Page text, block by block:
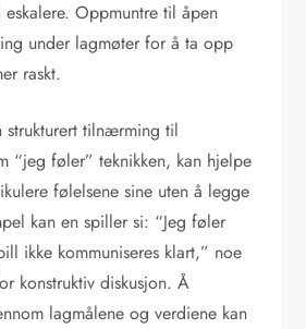
eskalere. Oppmuntre til åpen
under lagmøter for å ta opp
raskt.
strukturert tilnærming til
“jeg føler” teknikken, kan hjelpe
følelsene sine uten å legge
kan en spiller si: “Jeg føler
ikke kommuniseres klart,” noe
konstruktiv diskusjon. Å
lagmålene og verdiene kan